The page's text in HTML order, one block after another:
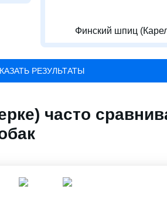
Финский шпиц
РЕЗУЛЬТАТЫ
часто